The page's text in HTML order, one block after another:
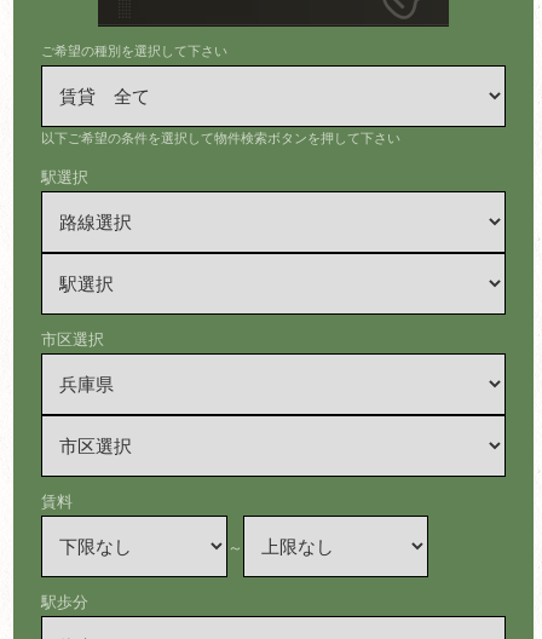
ご希望の種別を選択して下さい
以下ご希望の条件を選択して物件検索ボタンを押して下さい
駅選択
市区選択
賃料
～
駅歩分